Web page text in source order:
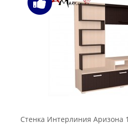
Стенка Интерлиния Аризона